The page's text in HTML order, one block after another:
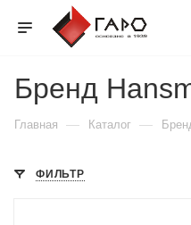
Бренд
Главная — Каталог —
ФИЛЬТР